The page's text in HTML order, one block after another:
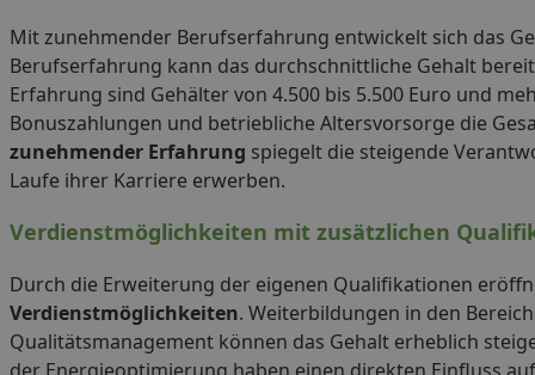
Mit zunehmender Berufserfahrung entwickelt sich das
Berufserfahrung kann das durchschnittliche Gehalt
Erfahrung sind Gehälter von 4.500 bis 5.500 Euro und
Bonuszahlungen und betriebliche Altersvorsorge die
zunehmender Erfahrung spiegelt die steigende
Laufe ihrer Karriere erwerben.
Verdienstmöglichkeiten mit zusätzlichen
Durch die Erweiterung der eigenen Qualifikationen
Verdienstmöglichkeiten. Weiterbildungen in den
Qualitätsmanagement können das Gehalt erheblich